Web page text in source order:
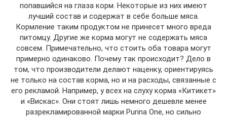
попавшийся на глаза корм. Некоторые из них имеют
лучший состав и содержат в себе больше мяса.
Кормление таким продуктом не принесет много вреда
питомцу. Другие же корма могут не содержать мяса
совсем. Примечательно, что стоить оба товара могут
примерно одинаково. Почему так происходит? Дело в
том, что производители делают наценку, ориентируясь
не только на состав корма, но и на расходы, связанные с
его рекламой. Например, у всех на слуху корма «Китикет»
и «Вискас». Они стоят лишь немного дешевле менее
разрекламированной марки Purina One, но сильно